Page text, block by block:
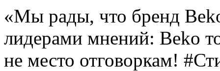
«Мы рады, что бренд
лидерами мнений: Beko
не место отговоркам!